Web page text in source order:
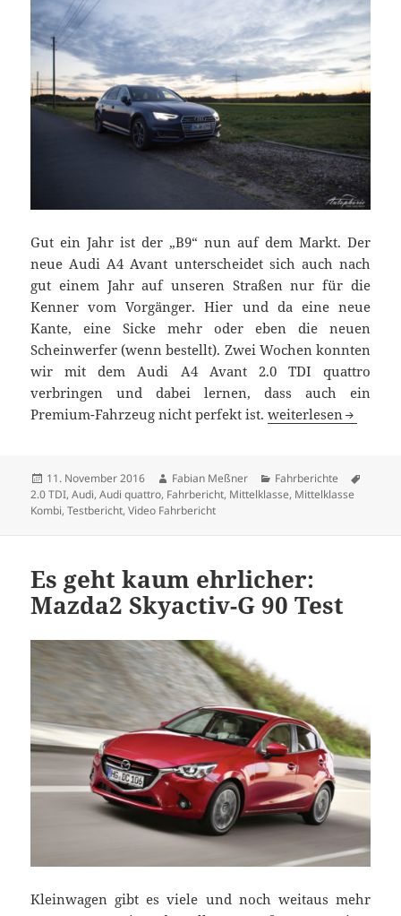
Gut ein Jahr ist der „B9“ nun auf dem Markt. Der
neue Audi A4 Avant unterscheidet sich auch nach
gut einem Jahr auf unseren Straßen nur für die
Kenner vom Vorgänger. Hier und da eine neue
Kante, eine Sicke mehr oder eben die neuen
Scheinwerfer (wenn bestellt). Zwei Wochen konnten
wir mit dem Audi A4 Avant 2.0 TDI quattro
verbringen und dabei lernen, dass auch ein
Premium-Fahrzeug nicht perfekt ist.Night Drive: Audi
weiterlesen
Veröffentlicht
am
11. November 2016 Autor
Fabian Meßner Kategorien
Fahrberichte
2.0 TDI,Audi,Audi quattro, Fahrbericht, Mittelklasse, Mittelklasse
Kombi,Testbericht,Video Fahrbericht
Es geht kaum ehrlicher:
Mazda2 Skyactiv-G 90 Test
Kleinwagen gibt es viele und noch weitaus mehr